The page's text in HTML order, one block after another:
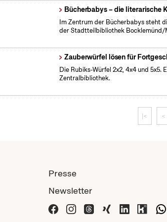
Bücherbabys – die literarische
Im Zentrum der Bücherbabys steht
der Stadtteilbibliothek Bocklemünd/
​Zauberwürfel lösen für
Die Rubiks-Würfel 2x2, 4x4 und 5x5.
Zentralbibliothek.
|< <
Presse
Newsletter